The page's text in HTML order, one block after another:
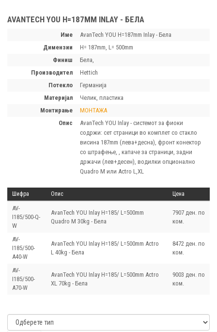
AVANTECH YOU H=187MM INLAY - БЕЛА
Име
AvanTech YOU H=187mm Inlay - Бела
димензии
H= 187mm, L= 500mm
финиш
Белa,
производител
Hettich
потекло
Германија
материјал
Челик, пластика
монтирање
МОНТАЖА
опис
AvanTech YOU Inlay - системот за фиоки
содржи: сет страници во комплет со стакло
висина 187mm (лева+десна), фронт конектор
со штрафење, , капаче за страници, задни
држачи (лев+десен), водилки опционално
Quadro M или Actro L,XL
Шифра Опис Цена
AV-
I185/500-Q-
W
AvanTech YOU Inlay H=185/ L=500mm
Quadro M 30kg - Бела
7907 ден. по
ком.
AV-
I185/500-
A40-W
AvanTech YOU Inlay H=185/ L=500mm Actro
L 40kg - Бела
8472 ден. по
ком.
AV-
I185/500-
A70-W
AvanTech YOU Inlay H=185/ L=500mm Actro
XL 70kg - Бела
9003 ден. по
ком.